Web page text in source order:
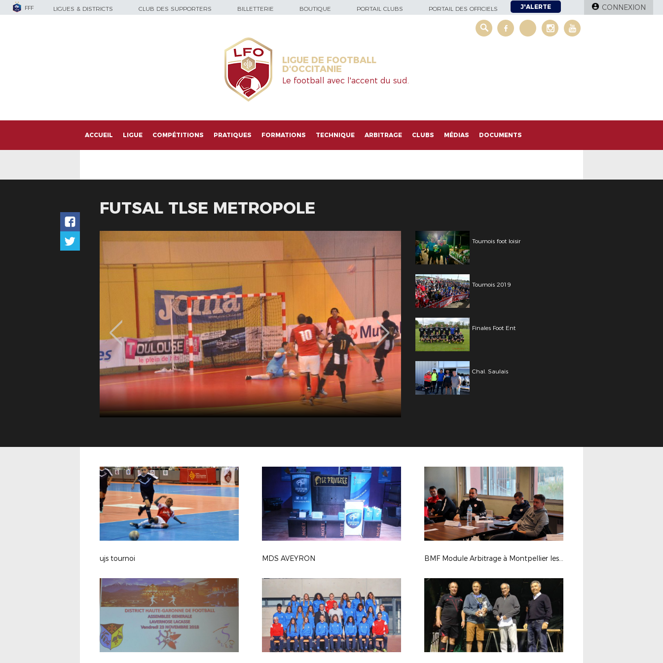
FFF LIGUES & DISTRICTS CLUB DES SUPPORTERS BILLETTERIE BOUTIQUE PORTAIL CLUBS PORTAIL DES OFFICIELS J'ALERTE CONNEXION
LIGUE DE FOOTBALL
D'OCCITANIE
Le football avec l'accent du sud.
ACCUEIL LIGUE COMPÉTITIONS PRATIQUES FORMATIONS TECHNIQUE ARBITRAGE CLUBS MÉDIAS DOCUMENTS
FUTSAL TLSE METROPOLE
Tournois foot loisir
Tournois 2019
Finales Foot Ent
Chal. Saulais
ujs tournoi MDS AVEYRON BMF Module Arbitrage à Montpellier les 10 et 11 Décembre 2018